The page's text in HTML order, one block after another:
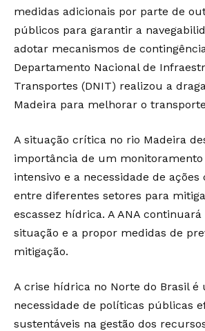
medidas adicionais por parte de
públicos para garantir a
adotar mecanismos de
Departamento Nacional de
Transportes (DNIT) realizou a
Madeira para melhorar o
A situação crítica no rio Madeira
importância de um monitoramento
intensivo e a necessidade de ações
entre diferentes setores para
escassez hídrica. A ANA
situação e a propor medidas de
mitigação.
A crise hídrica no Norte do Brasil
necessidade de políticas públicas
sustentáveis na gestão dos